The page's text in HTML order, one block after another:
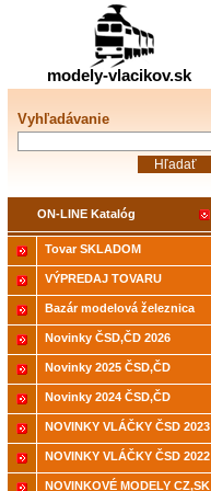
Tovar SKLADOM
VÝPREDAJ TOVARU
Bazár modelová železnica
Novinky ČSD,ČD 2026
Novinky 2025 ČSD,ČD
Novinky 2024 ČSD,ČD
NOVINKY VLÁČKY ČSD 2023
NOVINKY VLÁČKY ČSD 2022
NOVINKOVÉ MODELY CZ,SK
modely-vlacikov.sk
Vyhľadávanie
ON-LINE Katalóg